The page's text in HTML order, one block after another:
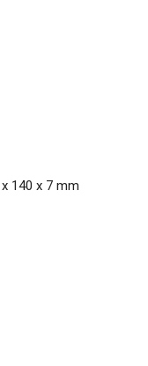
140 x 7 mm